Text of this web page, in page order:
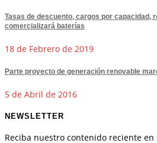
Tasas de descuento, cargos por capacidad,
comercializará baterías
18 de Febrero de 2019
Parte proyecto de generación renovable
5 de Abril de 2016
NEWSLETTER
Reciba nuestro contenido reciente en